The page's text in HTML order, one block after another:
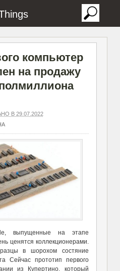
компьютер
на продажу
В 29.07.2022
выпущенные на этапе
ценятся коллекционерами.
в шорохом состяние
Сейчас прототип первого
из Купертино, который